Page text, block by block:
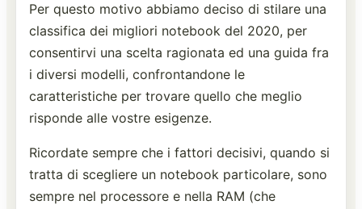
Per questo motivo abbiamo deciso di stilare una
classifica dei migliori notebook del 2020, per
consentirvi una scelta ragionata ed una guida fra
i diversi modelli, confrontandone le
caratteristiche per trovare quello che meglio
risponde alle vostre esigenze.
Ricordate sempre che i fattori decisivi, quando si
tratta di scegliere un notebook particolare, sono
sempre nel processore e nella RAM (che